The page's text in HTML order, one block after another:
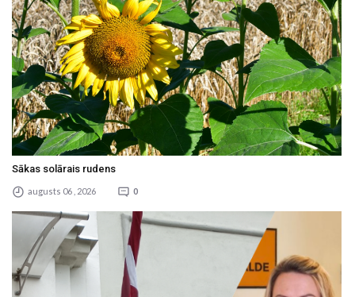
Sākas solārais rudens
augusts 06 , 2026 0